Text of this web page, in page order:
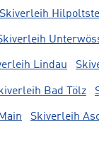
Skiverleih
Lindau
Bad Tölz
Skiverleih